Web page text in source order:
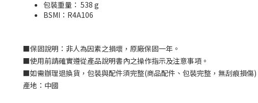
包裝重量： 538 g
BSMI： R4A106
■保固說明：非人為因素之損壞，原廠保固一年。
■使用前請確實遵從產品說明書內之操作指示及注意事項。
■如需辦理退換貨，包裝與配件須完整(商品配件、包裝完整，無刮痕損傷)
產地：中國